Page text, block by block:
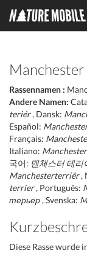
Rassennamen :
Andere Namen:
teriér, Dansk:
Español:
Français:
Italiano:
국어: 맨체스터 테리
Manchesterterriër,
terrier, Português:
терьер , Svenska:
Diese Rasse wurde